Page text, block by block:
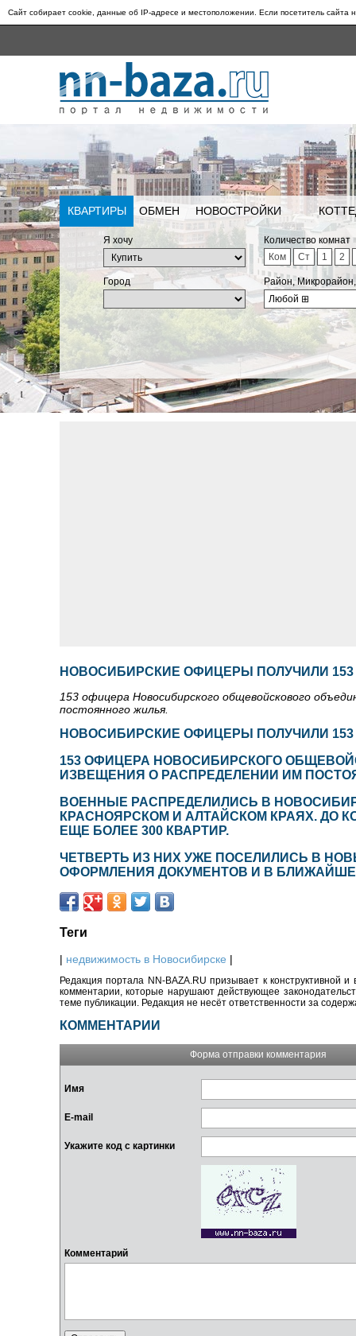
Сайт собирает cookie, данные об IP-адресе и местоположении. Если посетитель сайта
КВАРТИРЫ ОБМЕН НОВОСТРОЙКИ
Я хочу
Количество комнат
Ком
Ст 1 2
Город
Район,
Любой ⊞
НОВОСИБИРСКИЕ ОФИЦЕРЫ ПОЛУЧИЛИ
153 офицера Новосибирского общевойскового
постоянного жилья.
НОВОСИБИРСКИЕ ОФИЦЕРЫ ПОЛУЧИЛИ
153 ОФИЦЕРА НОВОСИБИРСКОГО
ИЗВЕЩЕНИЯ О РАСПРЕДЕЛЕНИИ ИМ
ВОЕННЫЕ РАСПРЕДЕЛИЛИСЬ В
КРАСНОЯРСКОМ И АЛТАЙСКОМ КРАЯХ. ДО
ЕЩЕ БОЛЕЕ 300 КВАРТИР.
ЧЕТВЕРТЬ ИЗ НИХ УЖЕ ПОСЕЛИЛИСЬ В
ОФОРМЛЕНИЯ ДОКУМЕНТОВ И В
Теги
| недвижимость в Новосибирске |
Редакция портала NN-BAZA.RU призывает к конструктивной
комментарии, которые нарушают действующее
теме публикации. Редакция не несёт ответственности за
КОММЕНТАРИИ
Форма отправки комментария
Имя
E-mail
Укажите код с картинки
Комментарий